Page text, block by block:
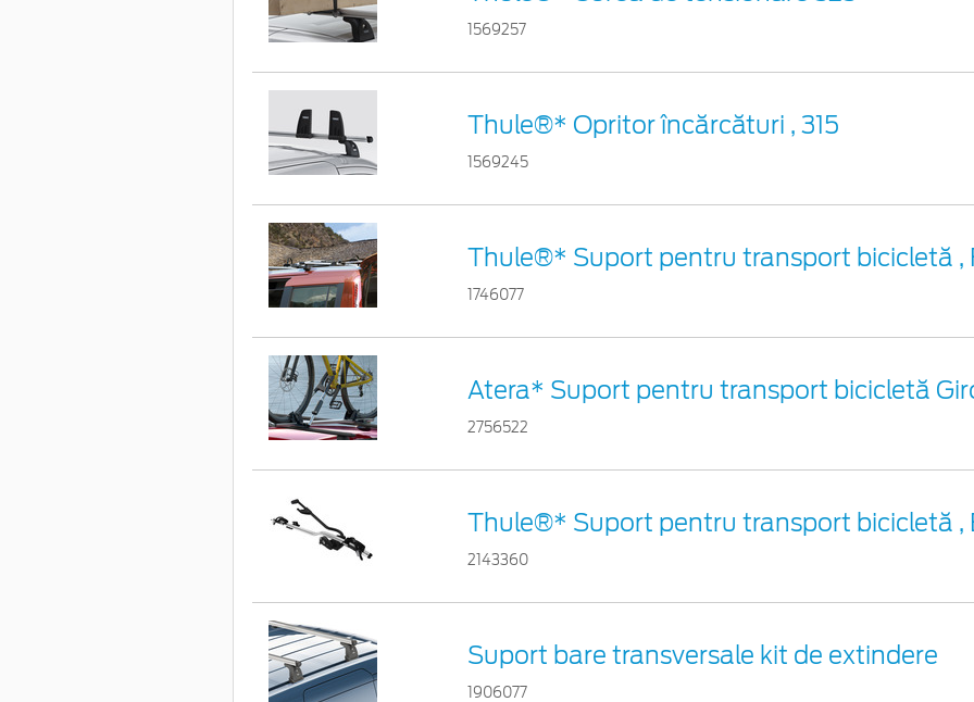
1569257
Thule®* Opritor încărcături , 315
1569245
Thule®* Suport pentru transport bicicletă ,
1746077
Atera* Suport pentru transport bicicletă
2756522
Thule®* Suport pentru transport bicicletă ,
2143360
Suport bare transversale kit de extindere
1906077